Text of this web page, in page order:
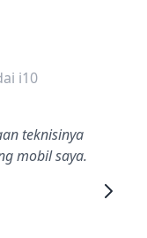
lima
i10
teknisinya
mobil saya.